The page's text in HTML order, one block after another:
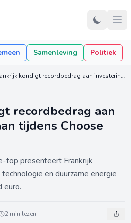
Samenleving Politiek
Frankrijk kondigt recordbedrag aan investeringen aan tijdens Choose France-top
recordbedrag aan
tijdens Choose
top presenteert Frankrijk
en duurzame energie
euro.
2 min lezen